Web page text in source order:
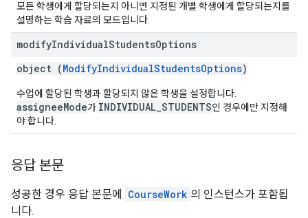
모든 학생에게 할당되는지 아니면 지정된 개별 학생에게 할당되는지를
설명하는 학습 자료의 모드입니다.
modifyIndividualStudentsOptions
object (ModifyIndividualStudentsOptions)
수업에 할당된 학생과 할당되지 않은 학생을 설정합니다.
assigneeMode가 INDIVIDUAL_STUDENTS인 경우에만 지정해
야 합니다.
응답 본문
성공한 경우 응답 본문에 CourseWork 의 인스턴스가 포함됩
니다.